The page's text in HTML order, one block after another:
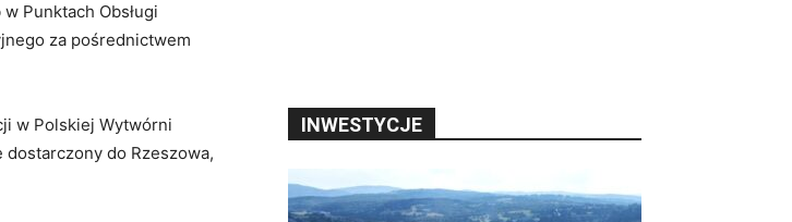
Punktach Obsługi
za pośrednictwem
w Polskiej Wytwórni
do Rzeszowa,
INWESTYCJE